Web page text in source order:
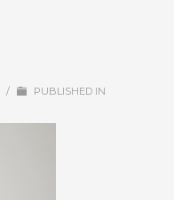
/ PUBLISHED IN